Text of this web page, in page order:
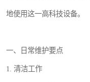
地使用这一高科技设备。
一、日常维护要点
1. 清洁工作